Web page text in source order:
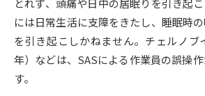
大学で学べる内容や特徴を調べる
新増設大学・学部・学科特集
国際・
とれず、頭痛や日中の居眠りを引き起
には日常生活に支障をきたし、睡眠時
を引き起こしかねません。チェルノブ
年）などは、SASによる作業員の誤操
す。